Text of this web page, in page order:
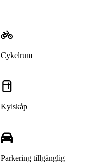
Cykelrum
Kylskåp
Parkering tillgänglig